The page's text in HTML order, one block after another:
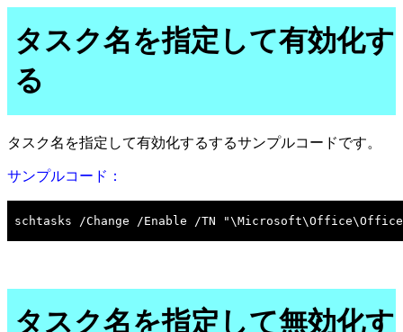
タスク名を指定して有効化す
る
タスク名を指定して有効化するするサンプルコードです。
サンプルコード：
タスク名を指定して無効化す